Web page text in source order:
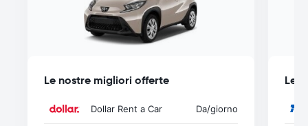
Le nostre migliori offerte
Dollar Rent a Car Da/giorno
Le